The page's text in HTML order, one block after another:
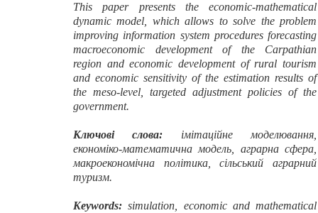
This paper presents the economic-mathematical
dynamic model, which allows to solve the problem
improving information system procedures forecasting
macroeconomic development of the Carpathian
region and economic development of rural tourism
and economic sensitivity of the estimation results of
the meso-level, targeted adjustment policies of the
government.
Ключові слова: імітаційне моделювання,
економіко-математична модель, аграрна сфера,
макроекономічна політика, сільський аграрний
туризм.
Keywords:simulation, economic and mathematical